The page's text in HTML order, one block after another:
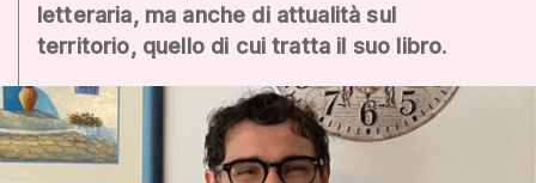
letteraria, ma anche di attualità sul
territorio, quello di cui tratta il suo libro.